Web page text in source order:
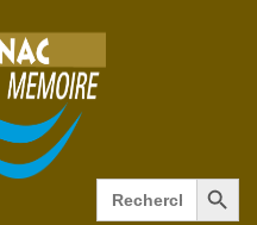
Search
for:
Search Button